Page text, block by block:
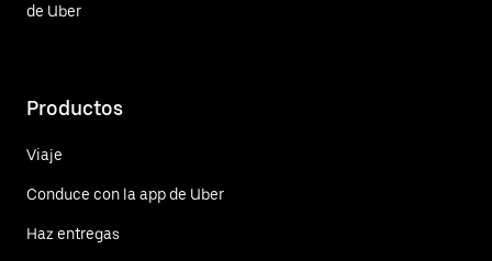
de Uber
Productos
Viaje
Conduce con la app de Uber
Haz entregas